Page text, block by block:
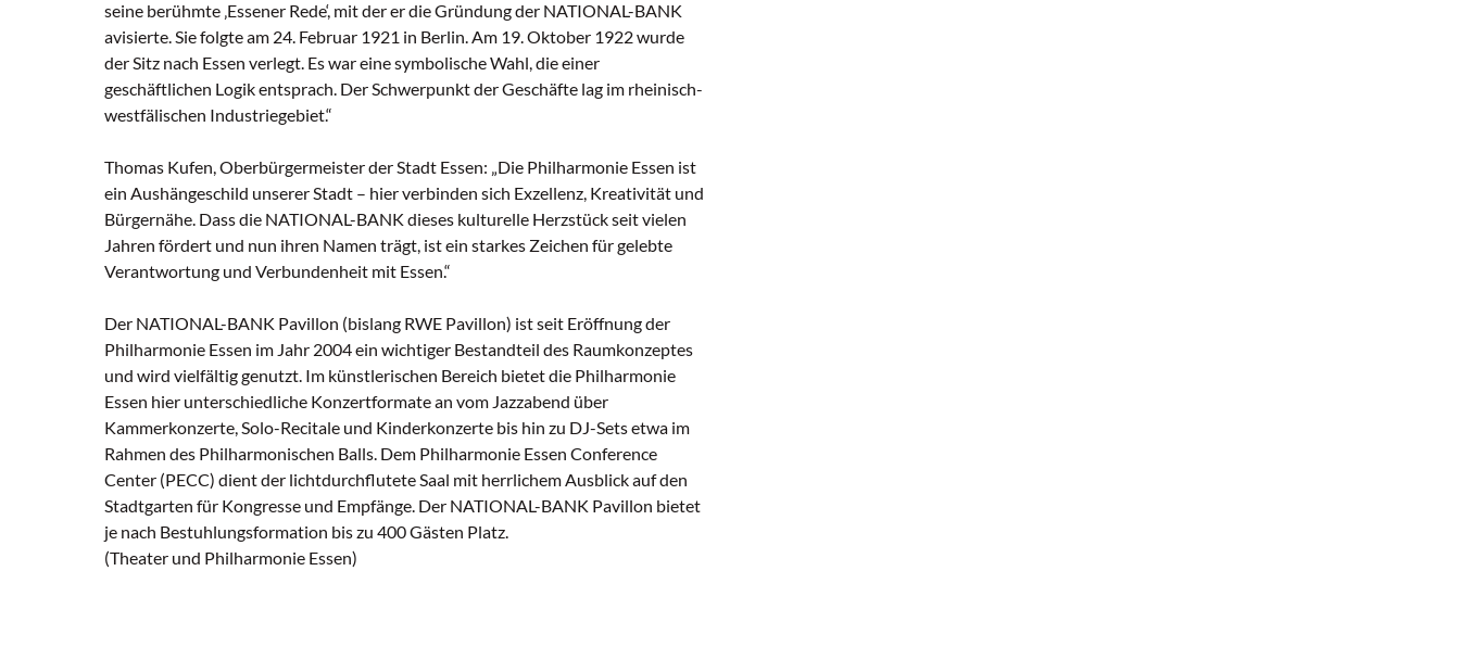
seine berühmte ‚Essener Rede‘, mit der er die Gründung der NATIONAL-BANK
avisierte. Sie folgte am 24. Februar 1921 in Berlin. Am 19. Oktober 1922 wurde
der Sitz nach Essen verlegt. Es war eine symbolische Wahl, die einer
geschäftlichen Logik entsprach. Der Schwerpunkt der Geschäfte lag im rheinisch-
westfälischen Industriegebiet.“
Thomas Kufen, Oberbürgermeister der Stadt Essen: „Die Philharmonie Essen ist
ein Aushängeschild unserer Stadt – hier verbinden sich Exzellenz, Kreativität und
Bürgernähe. Dass die NATIONAL-BANK dieses kulturelle Herzstück seit vielen
Jahren fördert und nun ihren Namen trägt, ist ein starkes Zeichen für gelebte
Verantwortung und Verbundenheit mit Essen.“
Der NATIONAL-BANK Pavillon (bislang RWE Pavillon) ist seit Eröffnung der
Philharmonie Essen im Jahr 2004 ein wichtiger Bestandteil des Raumkonzeptes
und wird vielfältig genutzt. Im künstlerischen Bereich bietet die Philharmonie
Essen hier unterschiedliche Konzertformate an vom Jazzabend über
Kammerkonzerte, Solo-Recitale und Kinderkonzerte bis hin zu DJ-Sets etwa im
Rahmen des Philharmonischen Balls. Dem Philharmonie Essen Conference
Center (PECC) dient der lichtdurchflutete Saal mit herrlichem Ausblick auf den
Stadtgarten für Kongresse und Empfänge. Der NATIONAL-BANK Pavillon bietet
je nach Bestuhlungsformation bis zu 400 Gästen Platz.
(Theater und Philharmonie Essen)